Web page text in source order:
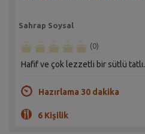
Sahrap Soysal
(0)
Hafif ve çok lezzetli bir sütlü tatlı.
Hazırlama 30 dakika
6 Kişilik